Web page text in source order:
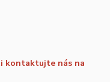
kontaktujte nás na